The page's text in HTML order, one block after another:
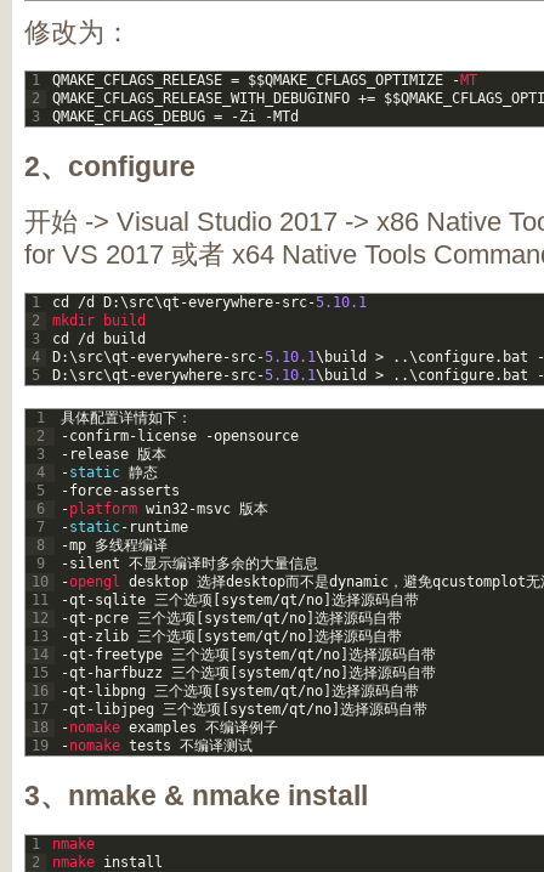
修改为：
1
2
3
QMAKE_CFLAGS_RELEASE = $$QMAKE_CFLAGS_OPTIMIZE -MT
QMAKE_CFLAGS_RELEASE_WITH_DEBUGINFO += $$
QMAKE_CFLAGS_DEBUG = -Zi -MTd
2、configure
开始 -> Visual Studio 2017 -> x86 Native
for VS 2017 或者 x64 Native Tools
1
2
3
4
5
cd /d D:\src\qt -everywhere-src-5.10.1
mkdir
build
cd
/d
build
D:\src\qt -everywhere-src-5.10.1\ build > . .\configure. bat
-
D:\src\qt -everywhere-src-5.10.1\ build > . .\configure. bat -
1
2
3
4
5
6
7
8
9
10
11
12
13
14
15
16
17
18
19
具体配置详情如下：
-confirm- license -opensource
- release 版本
-static 静态
-force-asserts
-platform win32-msvc 版本
-static- runtime
-mp 多线程编译
-silent 不显示编译时多余的大量信息
-opengl desktop 选择desktop而不是dynamic ，避免qcustomplot无
-qt -sqlite 三个选项 system/qt/no 选择源码自带
-qt -pcre 三个选项 system/qt/no 选择源码自带
-qt -zlib 三个选项 system/qt/no 选择源码自带
-qt -freetype 三个选项 system/qt/no 选择源码自带
-qt - harfbuzz 三个选项 system/qt/no 选择源码自带
-qt - libpng 三个选项 system/qt/no 选择源码自带
-qt - libjpeg 三个选项 system/qt/no 选择源码自带
-nomake examples 不编译例子
-nomake tests 不编译测试
3、nmake & nmake install
1
2
nmake
nmake install